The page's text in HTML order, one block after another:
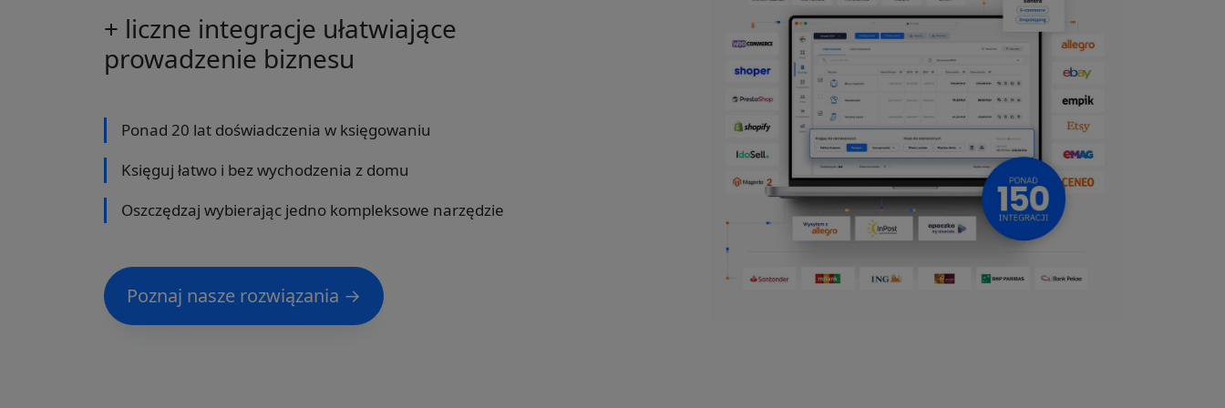
+ liczne integracje ułatwiające
prowadzenie biznesu
Ponad 20 lat doświadczenia w księgowaniu
Księguj łatwo i bez wychodzenia z domu
Oszczędzaj wybierając jedno kompleksowe narzędzie
Poznaj nasze rozwiązania →